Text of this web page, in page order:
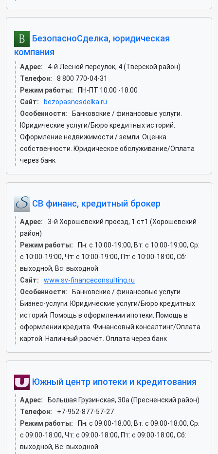
БезопасноСделка, юридическая
компания
Адрес:
4-й Лесной переулок, 4 (Тверской район)
Телефон:
8 800 770-04-31
Режим работы:
ПН-ПТ 10:00 -18:00
Сайт:
bezopasnosdelka.ru
Особенности:
Банковские / финансовые услуги.
Юридические услуги/Бюро кредитных историй.
Оформление недвижимости / земли. Оценка
собственности. Юридическое обслуживание/Оплата
через банк
СВ финанс, кредитный брокер
Адрес:
3-й Хорошёвский проезд, 1 ст1 (Хорошёвский
район)
Режим работы:
Пн: c 10:00-19:00, Вт: c 10:00-19:00, Ср:
c 10:00-19:00, Чт: c 10:00-19:00, Пт: c 10:00-18:00, Сб:
выходной, Вс: выходной
Сайт:
www.sv-financeconsulting.ru
Особенности:
Банковские / финансовые услуги.
Бизнес-услуги. Юридические услуги/Бюро кредитных
историй. Помощь в оформлении ипотеки. Помощь в
оформлении кредита. Финансовый консалтинг/Оплата
картой. Наличный расчёт. Оплата через банк
Южный центр ипотеки и кредитования
Адрес:
Большая Грузинская, 30а (Пресненский район)
Телефон:
+7-952-877-57-27
Режим работы:
Пн: c 09:00-18:00, Вт: c 09:00-18:00, Ср:
c 09:00-18:00, Чт: c 09:00-18:00, Пт: c 09:00-18:00, Сб:
выходной, Вс: выходной